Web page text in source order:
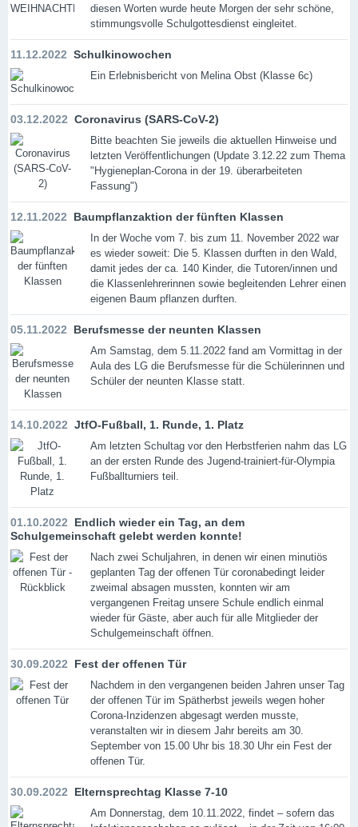
diesen Worten wurde heute Morgen der sehr schöne,
stimmungsvolle Schulgottesdienst eingleitet.
11.12.2022 Schulkinowochen
Ein Erlebnisbericht von Melina Obst (Klasse 6c)
03.12.2022 Coronavirus (SARS-CoV-2)
Bitte beachten Sie jeweils die aktuellen Hinweise und
letzten Veröffentlichungen (Update 3.12.22 zum Thema
"Hygieneplan-Corona in der 19. überarbeiteten
Fassung")
12.11.2022 Baumpflanzaktion der fünften Klassen
In der Woche vom 7. bis zum 11. November 2022 war
es wieder soweit: Die 5. Klassen durften in den Wald,
damit jedes der ca. 140 Kinder, die Tutoren/innen und
die Klassenlehrerinnen sowie begleitenden Lehrer einen
eigenen Baum pflanzen durften.
05.11.2022 Berufsmesse der neunten Klassen
Am Samstag, dem 5.11.2022 fand am Vormittag in der
Aula des LG die Berufsmesse für die Schülerinnen und
Schüler der neunten Klasse statt.
14.10.2022 JtfO-Fußball, 1. Runde, 1. Platz
Am letzten Schultag vor den Herbstferien nahm das LG
an der ersten Runde des Jugend-trainiert-für-Olympia
Fußballturniers teil.
01.10.2022
Endlich wieder ein Tag, an dem
Schulgemeinschaft gelebt werden konnte!
Nach zwei Schuljahren, in denen wir einen minutiös
geplanten Tag der offenen Tür coronabedingt leider
zweimal absagen mussten, konnten wir am
vergangenen Freitag unsere Schule endlich einmal
wieder für Gäste, aber auch für alle Mitglieder der
Schulgemeinschaft öffnen.
30.09.2022 Fest der offenen Tür
Nachdem in den vergangenen beiden Jahren unser Tag
der offenen Tür im Spätherbst jeweils wegen hoher
Corona-Inzidenzen abgesagt werden musste,
veranstalten wir in diesem Jahr bereits am 30.
September von 15.00 Uhr bis 18.30 Uhr ein Fest der
offenen Tür.
30.09.2022 Elternsprechtag Klasse 7-10
Am Donnerstag, dem 10.11.2022, findet – sofern das